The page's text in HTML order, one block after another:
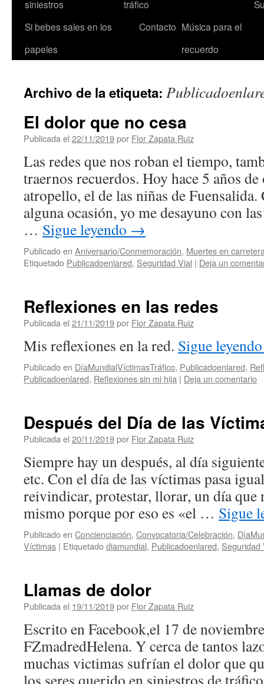
siniestros
tráfico
Si bebes sales en los
papeles
Contacto Música para el
recuerdo
Archivo de la etiqueta:
El dolor que no cesa
Publicada el 22/11/2019por Flor Zapata Ruiz
Las redes que nos roban el tiempo,
traernos recuerdos. Hoy hace 5 años
atropello, el de las niñas de
alguna ocasión, yo me desayuno con
… Sigue leyendo →
Publicado en Aniversario/Conmemoración, Muertes en
Etiquetado Publicadoenlared, Seguridad Vial | Deja un
Reflexiones en las redes
Publicada el 21/11/2019por Flor Zapata Ruiz
Mis reflexiones en la red. Sigue
Publicado en DíaMundialVíctimasTráfico, Publicadoenlared,
Publicadoenlared, Reflexiones sin mi hija | Deja un comentario
Después del Día de las
Publicada el 20/11/2019por Flor Zapata Ruiz
Siempre hay un después, al día
etc. Con el día de las víctimas pasa
reivindicar, protestar, llorar, un día que
mismo porque por eso es «el … Sigue
Publicado en Concienciación, Convocatoria/Celebración,
Víctimas | Etiquetadodiamundial, Publicadoenlared, Seguridad
Llamas de dolor
Publicada el 19/11/2019por Flor Zapata Ruiz
Escrito en Facebook,el 17 de
FZmadredHelena. Y cerca de tantos
muchas victimas sufrían el dolor que
los seres querido en siniestros de